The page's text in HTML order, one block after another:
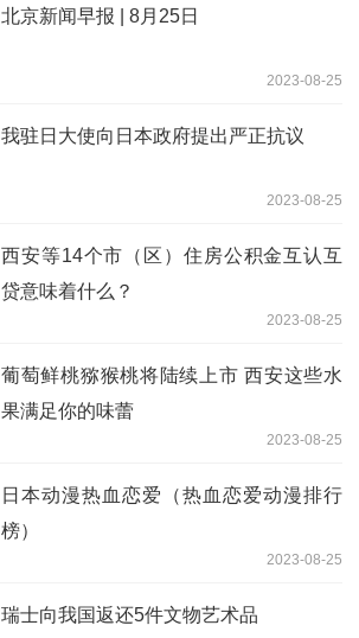
北京新闻早报 | 8月25日
2023-08-25
我驻日大使向日本政府提出严正抗议
2023-08-25
西安等14个市（区）住房公积金互认互
贷意味着什么？
2023-08-25
葡萄鲜桃猕猴桃将陆续上市 西安这些水
果满足你的味蕾
2023-08-25
日本动漫热血恋爱（热血恋爱动漫排行
榜）
2023-08-25
瑞士向我国返还5件文物艺术品